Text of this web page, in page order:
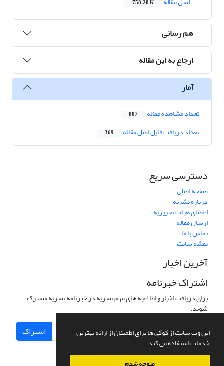
این وب سایت از کوکی ها برای اطمینان از ارائه بهترین
خدمات استفاده می کند.
متوجه شدم
758.28 K
هم رسانی
ارجاع به این مقاله
آمار
تعداد مشاهده مقاله 807
تعداد دریافت فایل اصل مقاله 369
دسترسی سریع
صفحه اصلی
درباره نشریه
اعضای هیات تحریریه
ارسال مقاله
تماس با ما
نقشه سایت
آخرین اخبار
اشتراک خبرنامه
برای دریافت اخبار و اطلاعیه های مهم نشریه در خبرنامه نشریه مشترک
شوید.
اشتراک